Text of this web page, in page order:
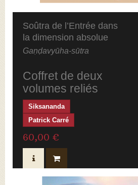
Soûtra de l’Entrée dans
la dimension absolue
Gaṇḍavyūha-sūtra
Coffret de deux
volumes reliés
Siksananda
Patrick Carré
60,00 €